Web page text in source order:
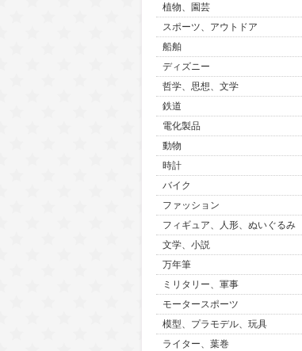
植物、園芸
スポーツ、アウトドア
船舶
ディズニー
哲学、思想、文学
鉄道
電化製品
動物
時計
バイク
ファッション
フィギュア、人形、ぬいぐるみ
文学、小説
万年筆
ミリタリー、軍事
モータースポーツ
模型、プラモデル、玩具
ライター、葉巻